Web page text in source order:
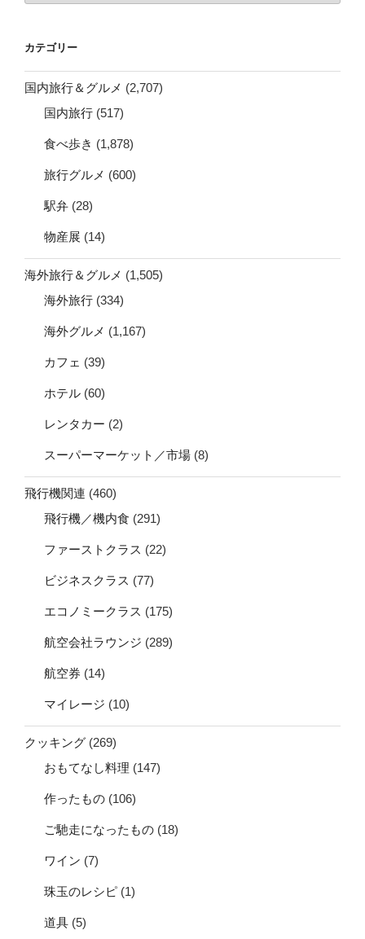
ブ
カテゴリー
国内旅行＆グルメ (2,707)
国内旅行 (517)
食べ歩き (1,878)
旅行グルメ (600)
駅弁 (28)
物産展 (14)
海外旅行＆グルメ (1,505)
海外旅行 (334)
海外グルメ (1,167)
カフェ (39)
ホテル (60)
レンタカー (2)
スーパーマーケット／市場 (8)
飛行機関連 (460)
飛行機／機内食 (291)
ファーストクラス (22)
ビジネスクラス (77)
エコノミークラス (175)
航空会社ラウンジ (289)
航空券 (14)
マイレージ (10)
クッキング (269)
おもてなし料理 (147)
作ったもの (106)
ご馳走になったもの (18)
ワイン (7)
珠玉のレシピ (1)
道具 (5)